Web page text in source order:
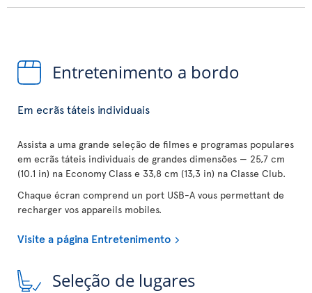
Entretenimento a bordo
Em ecrãs táteis individuais
Assista a uma grande seleção de filmes e programas populares
em ecrãs táteis individuais de grandes dimensões — 25,7 cm
(10.1 in) na Economy Class e 33,8 cm (13,3 in) na Classe Club.
Chaque écran comprend un port USB-A vous permettant de
recharger vos appareils mobiles.
Visite a página Entretenimento
Seleção de lugares